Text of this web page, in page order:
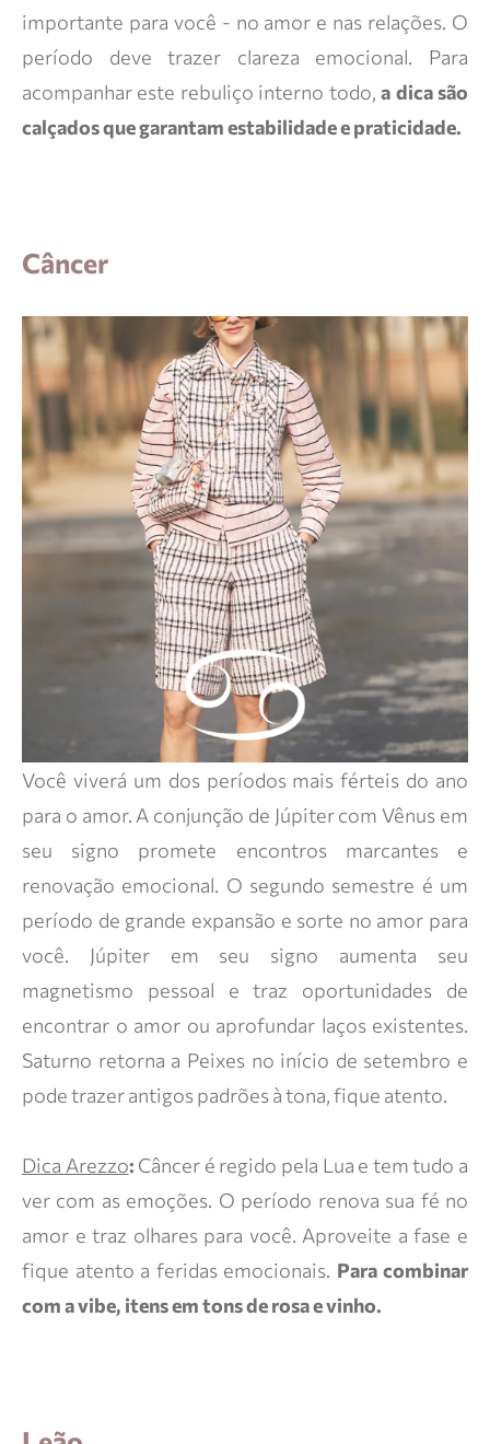
importante para você - no amor e nas relações. O
período deve trazer clareza emocional. Para
acompanhar este rebuliço interno todo,a dica são
calçados que garantam estabilidade e praticidade.
Câncer
Você viverá um dos períodos mais férteis do ano
para o amor. A conjunção de Júpiter com Vênus em
seu signo promete encontros marcantes e
renovação emocional. O segundo semestre é um
período de grande expansão e sorte no amor para
você. Júpiter em seu signo aumenta seu
magnetismo pessoal e traz oportunidades de
encontrar o amor ou aprofundar laços existentes.
Saturno retorna a Peixes no início de setembro e
pode trazer antigos padrões à tona, fique atento.
Dica Arezzo: Câncer é regido pela Lua e tem tudo a
ver com as emoções. O período renova sua fé no
amor e traz olhares para você. Aproveite a fase e
fique atento a feridas emocionais. Para combinar
com a vibe, itens em tons de rosa e vinho.